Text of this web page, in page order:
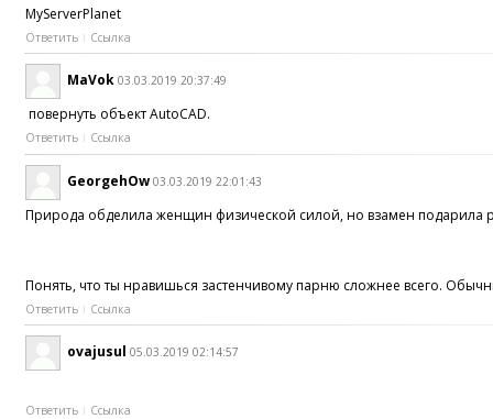
MyServerPlanet
Ответить Ссылка
MaVok 03.03.2019 20:37:49
повернуть объект AutoCAD.
Ответить Ссылка
GeorgehOw 03.03.2019 22:01:43
Природа обделила женщин физической силой, но взамен подарила
Понять, что ты нравишься застенчивому парню сложнее всего.
Ответить Ссылка
ovajusul 05.03.2019 02:14:57
Ответить Ссылка